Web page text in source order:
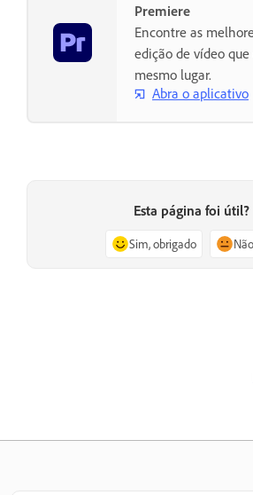
Premiere
Encontre as
edição de vídeo
mesmo lugar.
Abra o aplicativo
Esta página foi útil?
Sim, obrigado